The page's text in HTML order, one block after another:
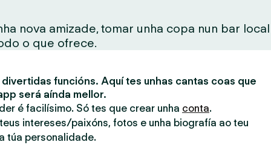
nova amizade, tomar unha copa nun bar local
o que ofrece.
funcións. Aquí tes unhas cantas coas que
será aínda mellor.
é facilísimo. Só tes que crear unha conta.
intereses/paixóns, fotos e unha biografía ao teu
túa personalidade.